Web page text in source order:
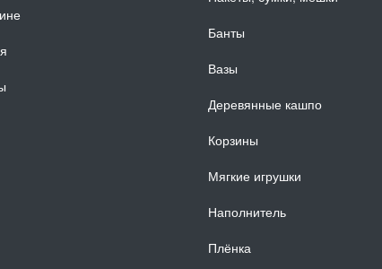
Банты
Вазы
Деревянные кашпо
Корзины
Мягкие игрушки
Наполнитель
Плёнка